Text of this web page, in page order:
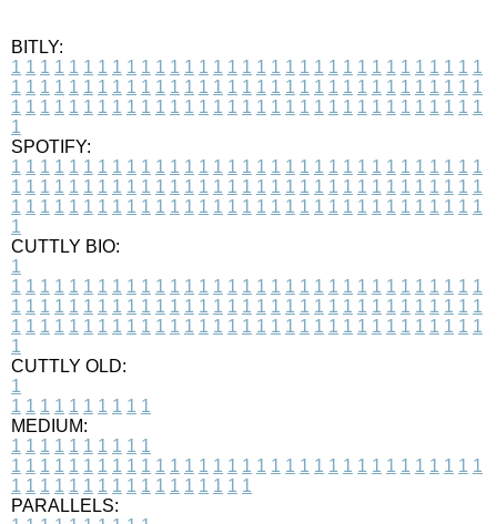
BITLY:
1 1 1 1 1 1 1 1 1 1 1 1 1 1 1 1 1 1 1 1 1 1 1 1 1 1 1 1 1 1 1 1 1
1 1 1 1 1 1 1 1 1 1 1 1 1 1 1 1 1 1 1 1 1 1 1 1 1 1 1 1 1 1 1 1 1
1 1 1 1 1 1 1 1 1 1 1 1 1 1 1 1 1 1 1 1 1 1 1 1 1 1 1 1 1 1 1 1 1
1
SPOTIFY:
1 1 1 1 1 1 1 1 1 1 1 1 1 1 1 1 1 1 1 1 1 1 1 1 1 1 1 1 1 1 1 1 1
1 1 1 1 1 1 1 1 1 1 1 1 1 1 1 1 1 1 1 1 1 1 1 1 1 1 1 1 1 1 1 1 1
1 1 1 1 1 1 1 1 1 1 1 1 1 1 1 1 1 1 1 1 1 1 1 1 1 1 1 1 1 1 1 1 1
1
CUTTLY BIO:
1
1 1 1 1 1 1 1 1 1 1 1 1 1 1 1 1 1 1 1 1 1 1 1 1 1 1 1 1 1 1 1 1 1
1 1 1 1 1 1 1 1 1 1 1 1 1 1 1 1 1 1 1 1 1 1 1 1 1 1 1 1 1 1 1 1 1
1 1 1 1 1 1 1 1 1 1 1 1 1 1 1 1 1 1 1 1 1 1 1 1 1 1 1 1 1 1 1 1 1
1
CUTTLY OLD:
1
1 1 1 1 1 1 1 1 1 1
MEDIUM:
1 1 1 1 1 1 1 1 1 1
1 1 1 1 1 1 1 1 1 1 1 1 1 1 1 1 1 1 1 1 1 1 1 1 1 1 1 1 1 1 1 1 1
1 1 1 1 1 1 1 1 1 1 1 1 1 1 1 1 1
PARALLELS: